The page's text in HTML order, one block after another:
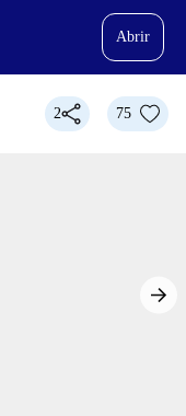
Abrir
2 75